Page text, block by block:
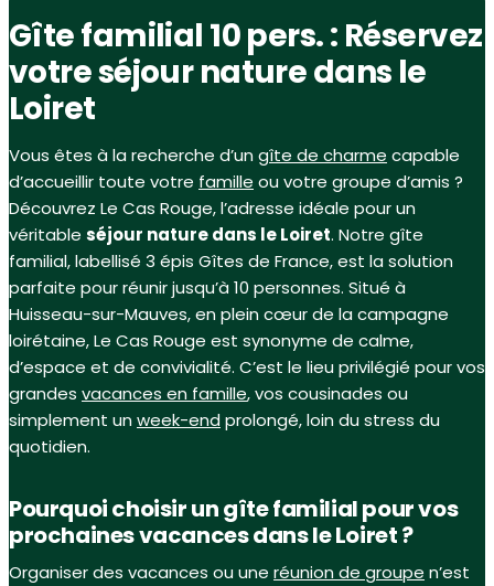
Gîte familial 10 pers. : Réservez
votre séjour nature dans le
Loiret
Vous êtes à la recherche d’un gîte de charme capable
d’accueillir toute votre famille ou votre groupe d’amis ?
Découvrez Le Cas Rouge, l’adresse idéale pour un
véritable séjour nature dans le Loiret. Notre gîte
familial, labellisé 3 épis Gîtes de France, est la solution
parfaite pour réunir jusqu’à 10 personnes. Situé à
Huisseau-sur-Mauves, en plein cœur de la campagne
loirétaine, Le Cas Rouge est synonyme de calme,
d’espace et de convivialité. C’est le lieu privilégié pour vos
grandes vacances en famille, vos cousinades ou
simplement un week-end prolongé, loin du stress du
quotidien.
Pourquoi choisir un gîte familial pour vos
prochaines vacances dans le Loiret ?
Organiser des vacances ou une réunion de groupe n’est